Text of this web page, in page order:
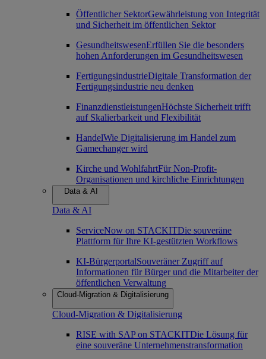
Öffentlicher SektorGewährleistung von Integrität
und Sicherheit im öffentlichen Sektor
GesundheitswesenErfüllen Sie die besonders
hohen Anforderungen im Gesundheitswesen
FertigungsindustrieDigitale Transformation der
Fertigungsindustrie neu denken
FinanzdienstleistungenHöchste Sicherheit trifft
auf Skalierbarkeit und Flexibilität
HandelWie Digitalisierung im Handel zum
Gamechanger wird
Kirche und WohlfahrtFür Non-Profit-
Organisationen und kirchliche Einrichtungen
Data & AI
Data & AI
ServiceNow on STACKITDie souveräne
Plattform für Ihre KI-gestützten Workflows
KI-BürgerportalSouveräner Zugriff auf
Informationen für Bürger und die Mitarbeiter der
öffentlichen Verwaltung
Cloud-Migration & Digitalisierung
Cloud-Migration & Digitalisierung
RISE with SAP on STACKITDie Lösung für
eine souveräne Unternehmenstransformation